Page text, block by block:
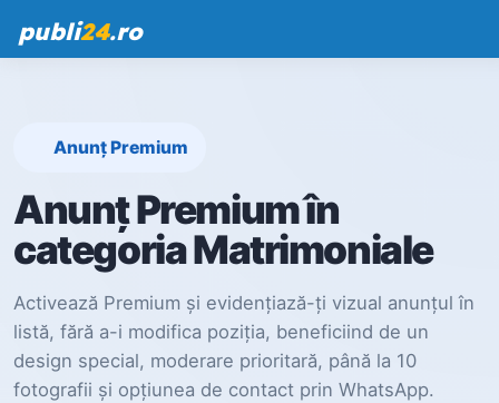
publi24.ro
Anunț Premium
Anunț Premium în
categoria Matrimoniale
Activează Premium și evidențiază-ți vizual anunțul în
listă, fără a-i modifica poziția, beneficiind de un
design special, moderare prioritară, până la 10
fotografii și opțiunea de contact prin WhatsApp.